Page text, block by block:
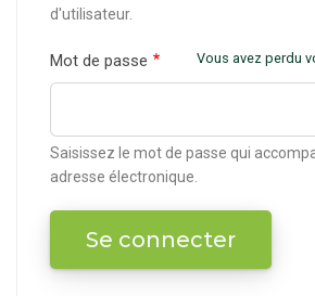
d'utilisateur.
Mot de passe
Saisissez le mot de passe qui
adresse électronique.
Vous avez perdu